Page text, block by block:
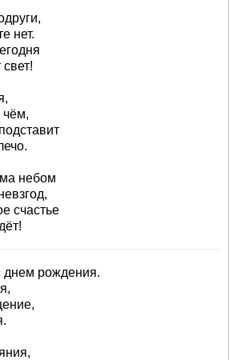
нет.
чём,
небом
счастье
днем рождения.